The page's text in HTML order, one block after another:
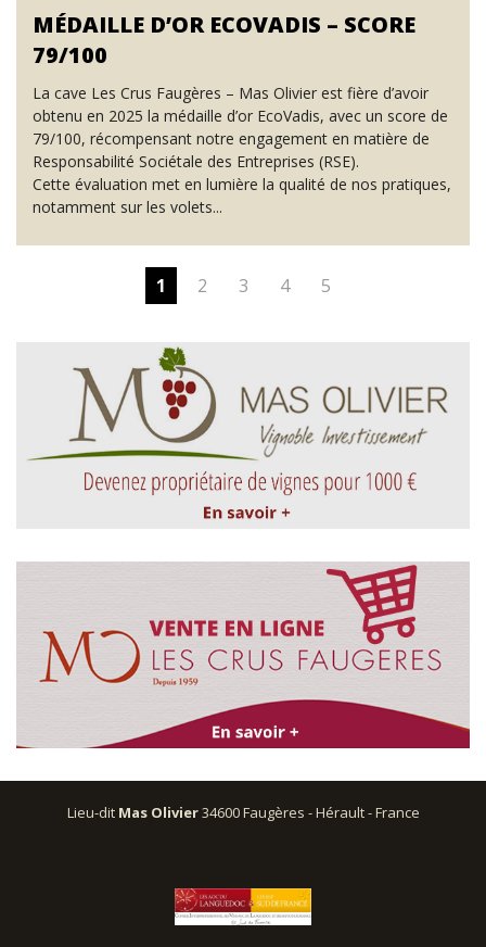
MÉDAILLE D’OR ECOVADIS – SCORE
79/100
La cave Les Crus Faugères – Mas Olivier est fière d’avoir
obtenu en 2025 la médaille d’or EcoVadis, avec un score de
79/100, récompensant notre engagement en matière de
Responsabilité Sociétale des Entreprises (RSE).
Cette évaluation met en lumière la qualité de nos pratiques,
notamment sur les volets...
1 2 3 4 5
Lieu-dit Mas Olivier34600 Faugères - Hérault - France